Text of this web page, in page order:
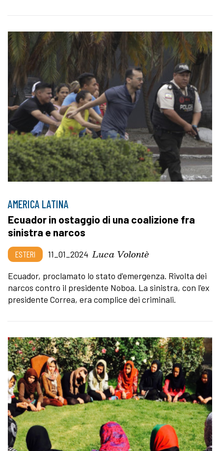
AMERICA LATINA
Ecuador in ostaggio di una coalizione fra
sinistra e narcos
ESTERI 11_01_2024 Luca Volontè
Ecuador, proclamato lo stato d'emergenza. Rivolta dei
narcos contro il presidente Noboa. La sinistra, con l'ex
presidente Correa, era complice dei criminali.